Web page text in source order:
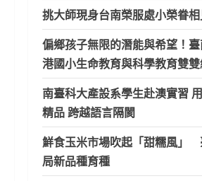
挑大師現身台南榮服處小榮眷
偏鄉孩子無限的潛能與希望！
港國小生命教育與科學教育雙
南臺科大產設系學生赴澳實習
精品 跨越語言隔閡
鮮食玉米市場吹起「甜糯風」
局新品種育種